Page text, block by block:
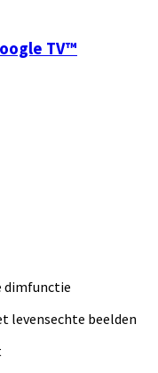
TV™
dimfunctie
levensechte beelden